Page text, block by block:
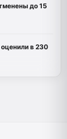
до 15
в 230